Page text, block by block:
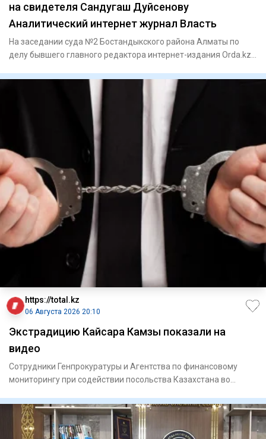
на свидетеля Сандугаш Дуйсенову
Аналитический интернет журнал Власть
На заседании суда №2 Бостандыкского района Алматы по
делу бывшего главного редактора интернет-издания Orda.kz
https://total.kz
06 Августа 2026 20:10
Экстрадицию Кайсара Камзы показали на
видео
Сотрудники Генпрокуратуры и Агентства по финансовому
мониторингу при содействии посольства Казахстана во